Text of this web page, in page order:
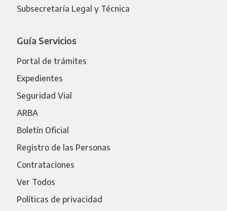
Subsecretaría Legal y Técnica
Guía Servicios
Portal de trámites
Expedientes
Seguridad Vial
ARBA
Boletín Oficial
Registro de las Personas
Contrataciones
Ver Todos
Políticas de privacidad